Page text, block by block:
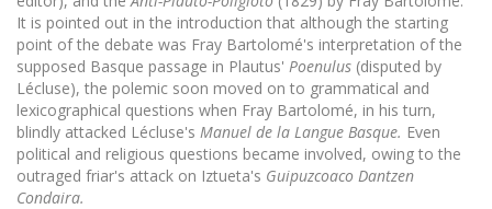
It is pointed out in the introduction that although the starting
point of the debate was Fray Bartolomé's interpretation of the
supposed Basque passage in Plautus' Poenulus (disputed by
Lécluse), the polemic soon moved on to grammatical and
lexicographical questions when Fray Bartolomé, in his turn,
blindly attacked Lécluse's Manuel de la Langue Basque. Even
political and religious questions became involved, owing to the
outraged friar's attack on Iztueta's Guipuzcoaco Dantzen
Condaira.